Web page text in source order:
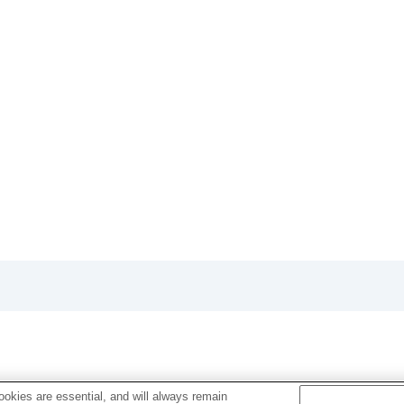
are essential, and will always remain